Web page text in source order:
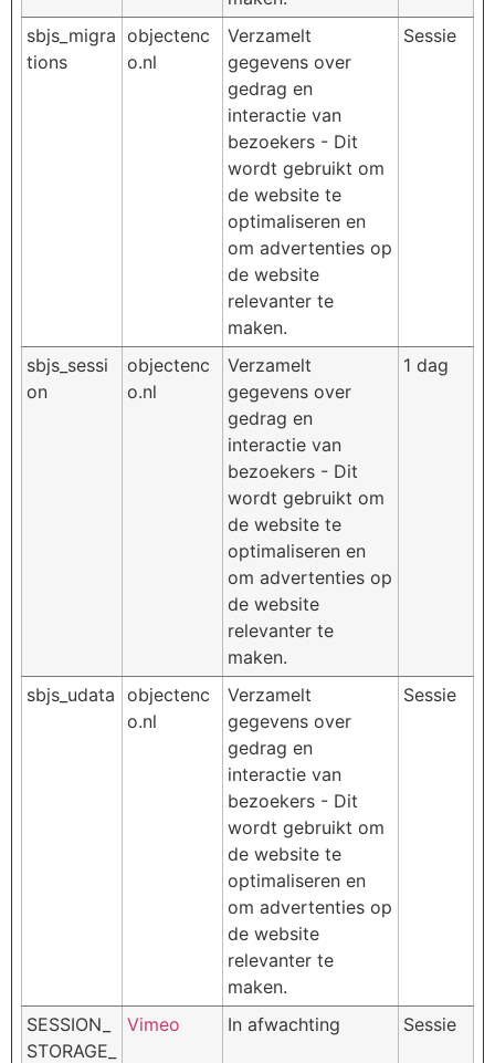
sbjs_migra
tions
objectenc
o.nl
Verzamelt
gegevens over
gedrag en
interactie van
bezoekers - Dit
wordt gebruikt om
de website te
optimaliseren en
om advertenties op
de website
relevanter te
maken.
Sessie
sbjs_sessi
on
objectenc
o.nl
Verzamelt
gegevens over
gedrag en
interactie van
bezoekers - Dit
wordt gebruikt om
de website te
optimaliseren en
om advertenties op
de website
relevanter te
maken.
1 dag
sbjs_udata objectenc
o.nl
Verzamelt
gegevens over
gedrag en
interactie van
bezoekers - Dit
wordt gebruikt om
de website te
optimaliseren en
om advertenties op
de website
relevanter te
maken.
Sessie
SESSION_
STORAGE_
Vimeo In afwachting Sessie